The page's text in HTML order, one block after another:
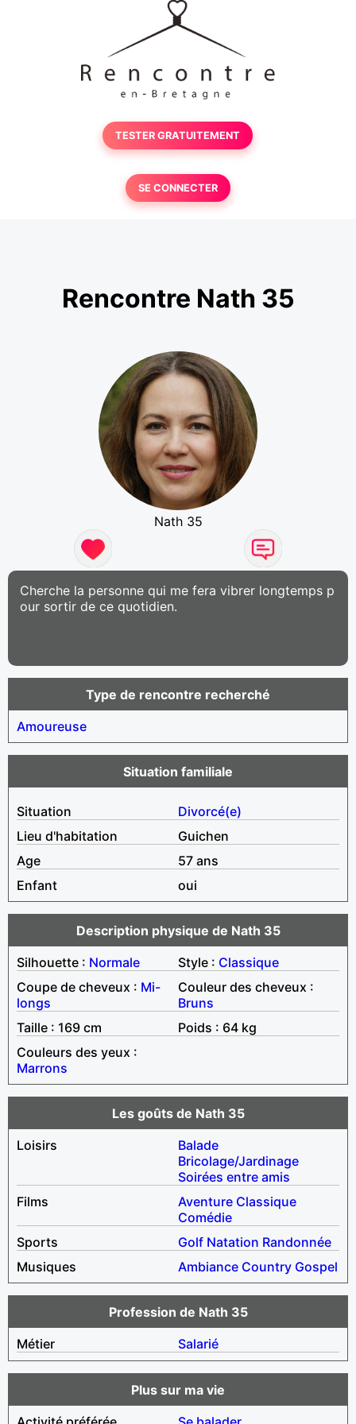
TESTER GRATUITEMENT
SE CONNECTER
Rencontre Nath 35
Nath 35
Cherche la personne qui me fera vibrer longtemps p
our sortir de ce quotidien.
Type de rencontre recherché
Amoureuse
Situation familiale
Situation
Divorcé(e)
Lieu d'habitation
Guichen
Age
57 ans
Enfant
oui
Description physique de Nath 35
Silhouette : Normale Style : Classique
Coupe de cheveux : Mi-
longs
Couleur des cheveux :
Bruns
Taille : 169 cm
Poids : 64 kg
Couleurs des yeux :
Marrons
Les goûts de Nath 35
Loisirs
Balade
Bricolage/Jardinage
Soirées entre amis
Films
Aventure Classique
Comédie
Sports
Golf Natation Randonnée
Musiques
Ambiance Country Gospel
Profession de Nath 35
Métier
Salarié
Plus sur ma vie